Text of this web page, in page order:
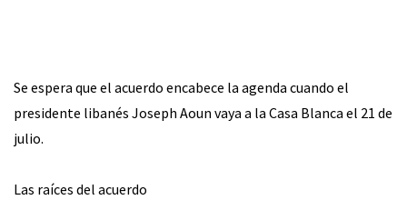
Se espera que el acuerdo encabece la agenda cuando el
presidente libanés Joseph Aoun vaya a la Casa Blanca el 21 de
julio.
Las raíces del acuerdo